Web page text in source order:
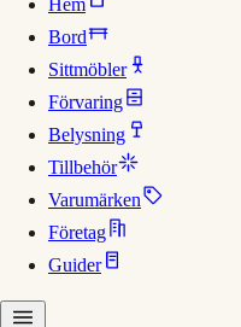
Hem
Bord
Sittmöbler
Förvaring
Belysning
Tillbehör
Varumärken
Företag
Guider